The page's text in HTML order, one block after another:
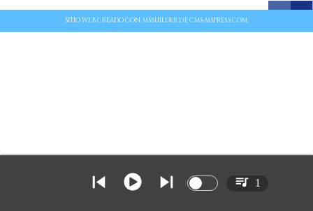
SITIO WEB CREADO CON MSBUILDER DE CMS-MSPRESS.COM
1